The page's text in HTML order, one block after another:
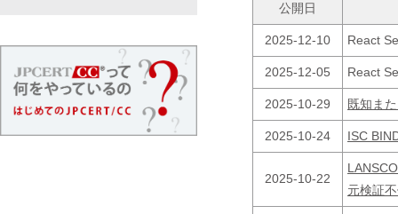
公開日
2025-12-10 React
2025-12-05 React
2025-10-29 既知ま
2025-10-24 ISC
2025-10-22
元検証